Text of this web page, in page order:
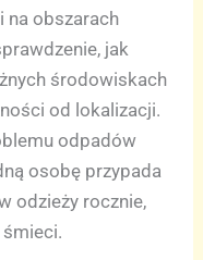
na obszarach
jak
środowiskach
od lokalizacji.
odpadów
osobę przypada
odzieży rocznie,